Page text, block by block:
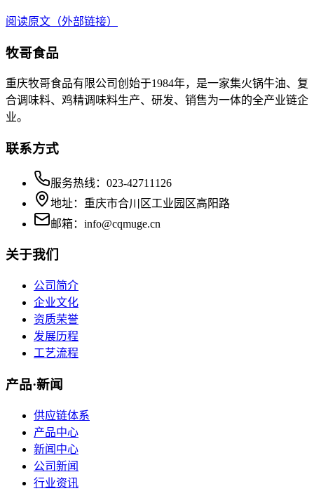
阅读原文（外部链接）
牧哥食品
重庆牧哥食品有限公司创始于1984年，是一家集火锅牛油、复
合调味料、鸡精调味料生产、研发、销售为一体的全产业链企
业。
联系方式
服务热线：023-42711126
地址：重庆市合川区工业园区高阳路
邮箱：info@cqmuge.cn
关于我们
公司简介
企业文化
资质荣誉
发展历程
工艺流程
产品·新闻
供应链体系
产品中心
新闻中心
公司新闻
行业资讯